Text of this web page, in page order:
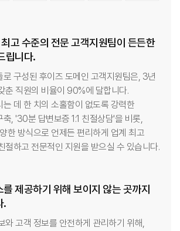
고 수준의 전문 고객지원팀이 든든한
립니다.
구성된 후이즈 도메인 고객지원팀은, 3년
춘 직원의 비율이 90%에 달합니다.
데 한 치의 소홀함이 없도록 강력한
, '30분 답변보증 1:1 친절상담'을 비롯,
한 방식으로 언제든 편리하게 업계 최고
절하고 전문적인 지원을 받으실 수 있습니다.
제공하기 위해 보이지 않는 곳까지
.
와 고객 정보를 안전하게 관리하기 위해,